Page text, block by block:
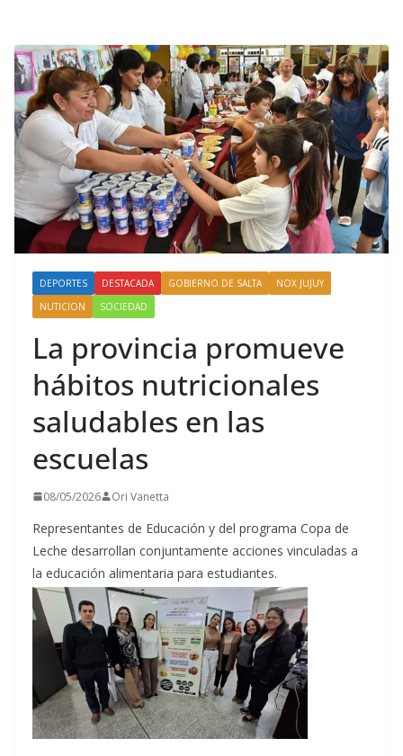
DEPORTES DESTACADA GOBIERNO DE SALTA
NOX JUJUY
NUTICION
SOCIEDAD
La provincia promueve
hábitos nutricionales
saludables en las
escuelas
08/05/2026 Ori Vanetta
Representantes de Educación y del programa Copa de
Leche desarrollan conjuntamente acciones vinculadas a
la educación alimentaria para estudiantes.